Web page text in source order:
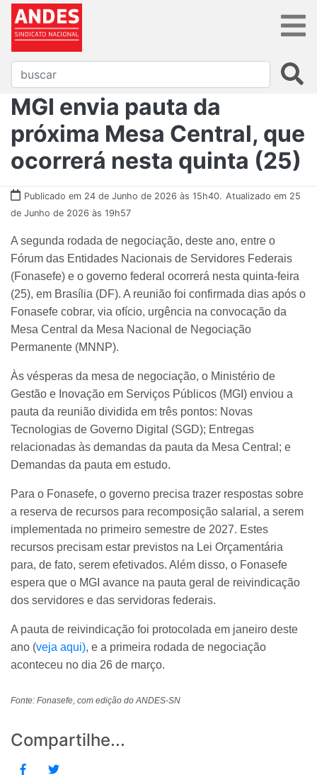
MGI envia pauta da
próxima Mesa Central, que
ocorrerá nesta quinta (25)
Publicado em 24 de Junho de 2026 às 15h40. Atualizado em 25
de Junho de 2026 às 19h57
A segunda rodada de negociação, deste ano, entre o
Fórum das Entidades Nacionais de Servidores Federais
(Fonasefe) e o governo federal ocorrerá nesta quinta-feira
(25), em Brasília (DF). A reunião foi confirmada dias após o
Fonasefe cobrar, via ofício, urgência na convocação da
Mesa Central da Mesa Nacional de Negociação
Permanente (MNNP).
Às vésperas da mesa de negociação, o Ministério de
Gestão e Inovação em Serviços Públicos (MGI) enviou a
pauta da reunião dividida em três pontos: Novas
Tecnologias de Governo Digital (SGD); Entregas
relacionadas às demandas da pauta da Mesa Central; e
Demandas da pauta em estudo.
Para o Fonasefe, o governo precisa trazer respostas sobre
a reserva de recursos para recomposição salarial, a serem
implementada no primeiro semestre de 2027. Estes
recursos precisam estar previstos na Lei Orçamentária
para, de fato, serem efetivados. Além disso, o Fonasefe
espera que o MGI avance na pauta geral de reivindicação
dos servidores e das servidoras federais.
A pauta de reivindicação foi protocolada em janeiro deste
ano (veja aqui), e a primeira rodada de negociação
aconteceu no dia 26 de março.
Fonte: Fonasefe, com edição do ANDES-SN
Compartilhe...